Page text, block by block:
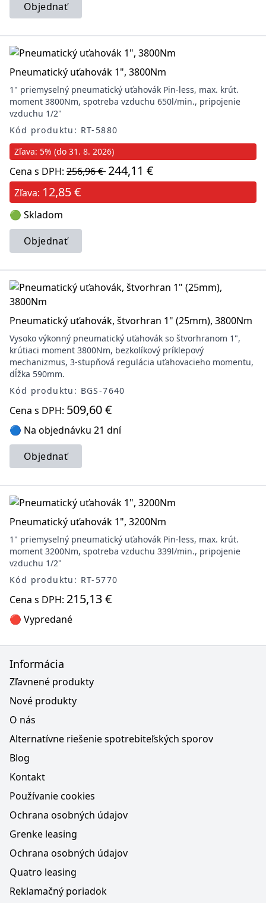
Objednať
Pneumatický uťahovák 1", 3800Nm
1" priemyselný pneumatický uťahovák Pin-less, max. krút.
moment 3800Nm, spotreba vzduchu 650l/min., pripojenie
vzduchu 1/2"
Kód produktu: RT-5880
Zľava: 5% (do 31. 8. 2026)
Cena s DPH: 256,96 € 244,11 €
Zľava: 12,85 €
🟢 Skladom
Objednať
Pneumatický uťahovák, štvorhran 1" (25mm), 3800Nm
Vysoko výkonný pneumatický uťahovák so štvorhranom 1",
krútiaci moment 3800Nm, bezkolíkový príklepový
mechanizmus, 3-stupňová regulácia uťahovacieho momentu,
dĺžka 590mm.
Kód produktu: BGS-7640
Cena s DPH: 509,60 €
🔵 Na objednávku 21 dní
Objednať
Pneumatický uťahovák 1", 3200Nm
1" priemyselný pneumatický uťahovák Pin-less, max. krút.
moment 3200Nm, spotreba vzduchu 339l/min., pripojenie
vzduchu 1/2"
Kód produktu: RT-5770
Cena s DPH: 215,13 €
🔴 Vypredané
Informácia
Zľavnené produkty
Nové produkty
O nás
Alternatívne riešenie spotrebiteľských sporov
Blog
Kontakt
Používanie cookies
Ochrana osobných údajov
Grenke leasing
Ochrana osobných údajov
Quatro leasing
Reklamačný poriadok